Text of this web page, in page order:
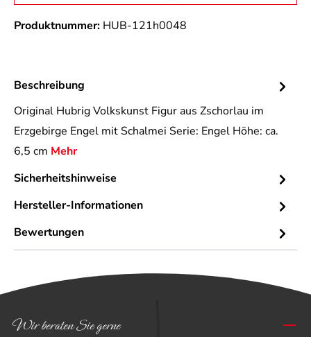
Produktnummer: HUB-121h0048
Beschreibung
Original Hubrig Volkskunst Figur aus Zschorlau im
Erzgebirge Engel mit Schalmei Serie: Engel Höhe: ca.
6,5 cm Mehr
Sicherheitshinweise
Hersteller-Informationen
Bewertungen
Wir beraten Sie gerne